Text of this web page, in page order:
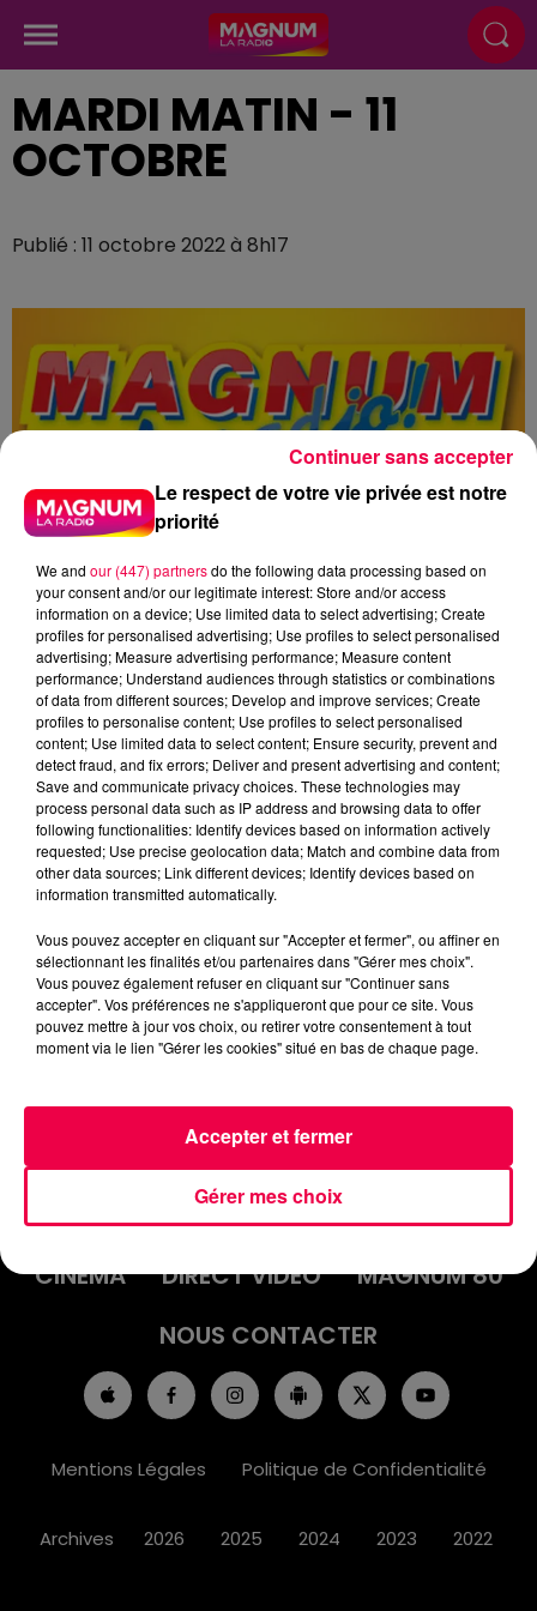
MARDI MATIN - 11
OCTOBRE
Publié : 11 octobre 2022 à 8h17
Flash infos
Crédit :Flash infos
INFOS
AGENDA
JEUX
PODCASTS
CINÉMA
DIRECT VIDÉO
MAGNUM 80
NOUS CONTACTER
Mentions Légales Politique de Confidentialité
Archives 2026 2025 2024 2023 2022
Le respect de votre vie privée est notre
priorité
We and our (447) partnersdo the following data processing based on
your consent and/or our legitimate interest: Store and/or access
information on a device; Use limited data to select advertising; Create
profiles for personalised advertising; Use profiles to select personalised
advertising; Measure advertising performance; Measure content
performance; Understand audiences through statistics or combinations
of data from different sources; Develop and improve services; Create
profiles to personalise content; Use profiles to select personalised
content; Use limited data to select content; Ensure security, prevent and
detect fraud, and fix errors; Deliver and present advertising and content;
Save and communicate privacy choices. These technologies may
process personal data such as IP address and browsing data to offer
following functionalities: Identify devices based on information actively
requested; Use precise geolocation data; Match and combine data from
other data sources; Link different devices; Identify devices based on
information transmitted automatically.
Vous pouvez accepter en cliquant sur "Accepter et fermer", ou affiner en
sélectionnant les finalités et/ou partenaires dans "Gérer mes choix".
Vous pouvez également refuser en cliquant sur "Continuer sans
accepter". Vos préférences ne s'appliqueront que pour ce site. Vous
pouvez mettre à jour vos choix, ou retirer votre consentement à tout
moment via le lien "Gérer les cookies" situé en bas de chaque page.
Gérer mes choix
Accepter et fermer
Continuer sans accepter